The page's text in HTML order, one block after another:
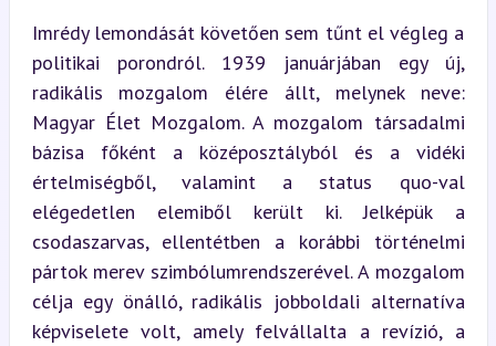
Imrédy lemondását követően sem tűnt el végleg a
politikai porondról. 1939 januárjában egy új,
radikális mozgalom élére állt, melynek neve:
Magyar Élet Mozgalom. A mozgalom társadalmi
bázisa főként a középosztályból és a vidéki
értelmiségből, valamint a status quo-val
elégedetlen elemiből került ki. Jelképük a
csodaszarvas, ellentétben a korábbi történelmi
pártok merev szimbólumrendszerével. A mozgalom
célja egy önálló, radikális jobboldali alternatíva
képviselete volt, amely felvállalta a revízió, a